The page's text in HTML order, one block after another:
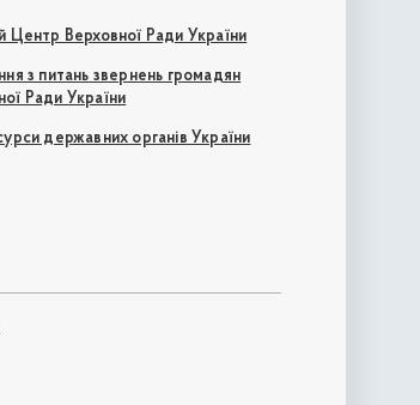
Центр Верховної Ради України
з питань звернень громадян
Ради України
державних органів України